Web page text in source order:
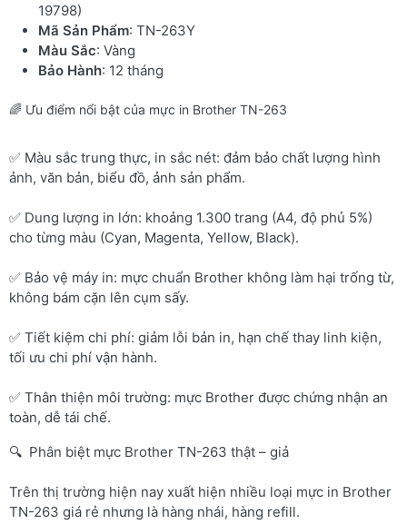
19798)
Mã Sản Phẩm: TN-263Y
Màu Sắc: Vàng
Bảo Hành: 12 tháng
🌈 Ưu điểm nổi bật của mực in Brother TN-263
✅ Màu sắc trung thực, in sắc nét: đảm bảo chất lượng hình
ảnh, văn bản, biểu đồ, ảnh sản phẩm.
✅ Dung lượng in lớn: khoảng 1.300 trang (A4, độ phủ 5%)
cho từng màu (Cyan, Magenta, Yellow, Black).
✅ Bảo vệ máy in: mực chuẩn Brother không làm hại trống từ,
không bám cặn lên cụm sấy.
✅ Tiết kiệm chi phí: giảm lỗi bản in, hạn chế thay linh kiện,
tối ưu chi phí vận hành.
✅ Thân thiện môi trường: mực Brother được chứng nhận an
toàn, dễ tái chế.
🔍 Phân biệt mực Brother TN-263 thật – giả
Trên thị trường hiện nay xuất hiện nhiều loại mực in Brother
TN-263 giá rẻ nhưng là hàng nhái, hàng refill.